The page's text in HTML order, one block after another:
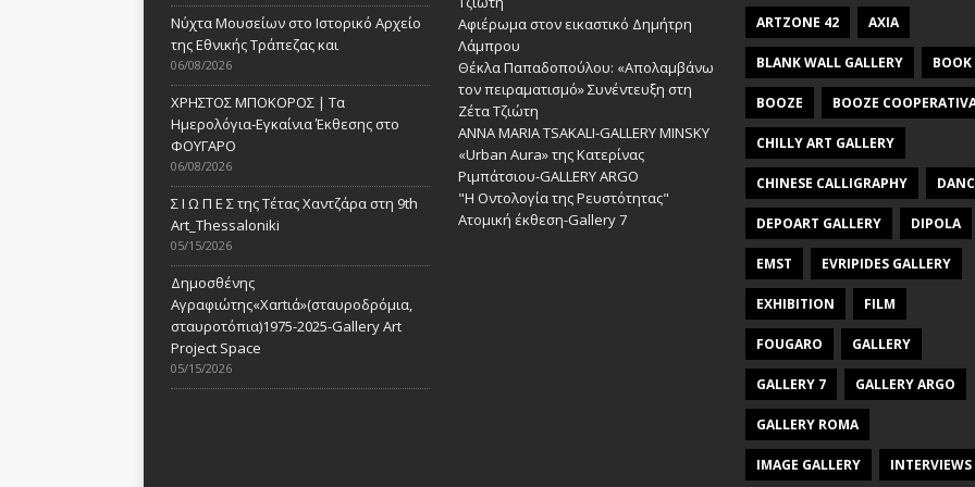
Νύχτα Μουσείων στο Ιστορικό Αρχείο
της Εθνικής Τράπεζας και
06/08/2026
ΧΡΗΣΤΟΣ ΜΠΟΚΟΡΟΣ | Τα
Ημερολόγια-Εγκαίνια Έκθεσης στο
ΦΟΥΓΑΡΟ
06/08/2026
Σ Ι Ω Π Ε Σ της Τέτας Χαντζάρα στη 9th
Art_Thessaloniki
05/15/2026
Δημοσθένης
Αγραφιώτης«Xαrtιά»(σταυροδρόμια,
σταυροτόπια)1975-2025-Gallery Art
Project Space
05/15/2026
Αφιέρωμα στον εικαστικό Δημήτρη
Λάμπρου
Θέκλα Παπαδοπούλου: «Απολαμβάνω
τον πειραματισμό» Συνέντευξη στη
Ζέτα Τζιώτη
ANNA MARIA TSAKALI-GALLERY MINSKY
«Urban Aura» της Κατερίνας
Ριμπάτσιου-GALLERY ARGO
"Η Οντολογία της Ρευστότητας"
Ατομική έκθεση-Gallery 7
ARTZONE 42 AXIA
BLANK WALL GALLERY BOOK
BOOZE BOOZE
CHILLY ART GALLERY
CHINESE CALLIGRAPHY
DEPOART GALLERY DIPOLA
EMST EVRIPIDES GALLERY
EXHIBITION FILM
FOUGARO GALLERY
GALLERY 7 GALLERY ARGO
GALLERY ROMA
IMAGE GALLERY INTERVIEWS